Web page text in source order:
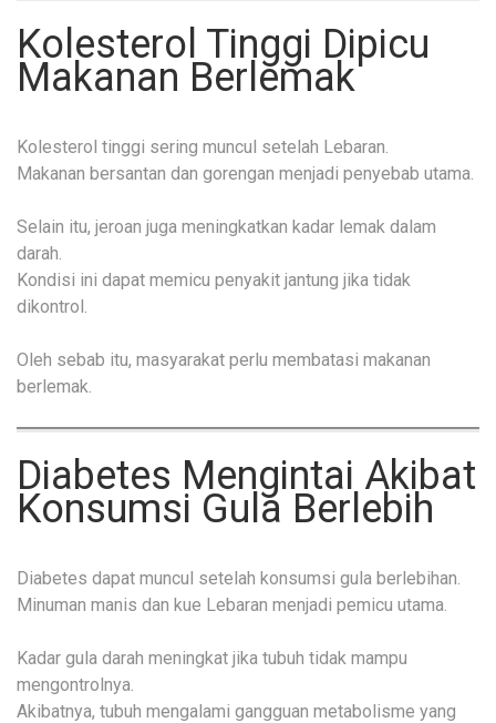
Kolesterol Tinggi Dipicu
Makanan Berlemak
Kolesterol tinggi sering muncul setelah Lebaran.
Makanan bersantan dan gorengan menjadi penyebab utama.
Selain itu, jeroan juga meningkatkan kadar lemak dalam
darah.
Kondisi ini dapat memicu penyakit jantung jika tidak
dikontrol.
Oleh sebab itu, masyarakat perlu membatasi makanan
berlemak.
Diabetes Mengintai Akibat
Konsumsi Gula Berlebih
Diabetes dapat muncul setelah konsumsi gula berlebihan.
Minuman manis dan kue Lebaran menjadi pemicu utama.
Kadar gula darah meningkat jika tubuh tidak mampu
mengontrolnya.
Akibatnya, tubuh mengalami gangguan metabolisme yang